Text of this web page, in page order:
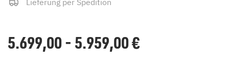
Lieferung per Spedition
5.699,00 - 5.959,00€